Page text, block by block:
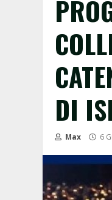
DI
Max 6